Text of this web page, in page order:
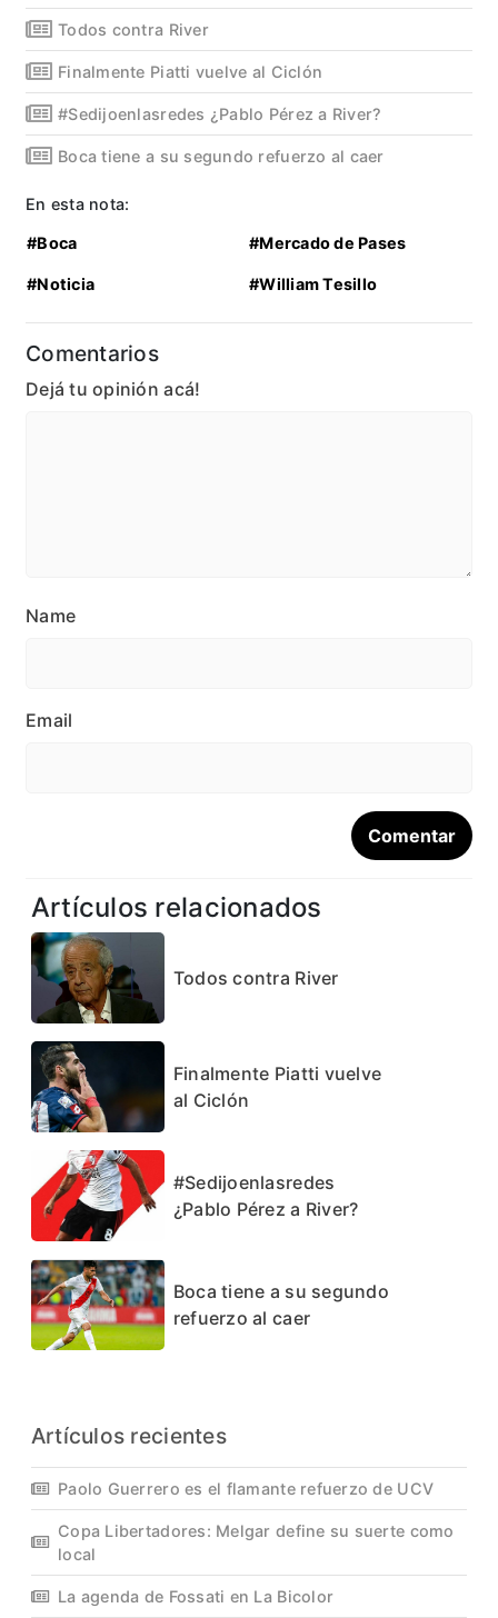
Todos contra River
Finalmente Piatti vuelve al Ciclón
#Sedijoenlasredes ¿Pablo Pérez a River?
Boca tiene a su segundo refuerzo al caer
En esta nota:
#Boca #Mercado de Pases
#Noticia #William Tesillo
Comentarios
Dejá tu opinión acá!
Name
Email
Artículos relacionados
Todos contra River
Finalmente Piatti vuelve
al Ciclón
#Sedijoenlasredes
¿Pablo Pérez a River?
Boca tiene a su segundo
refuerzo al caer
Artículos recientes
Paolo Guerrero es el flamante refuerzo de UCV
Copa Libertadores: Melgar define su suerte como
local
La agenda de Fossati en La Bicolor